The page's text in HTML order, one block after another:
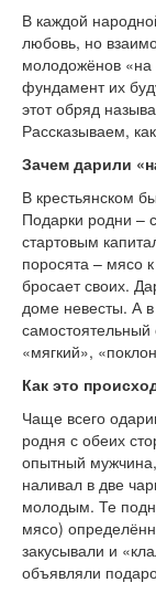
В каждой
любовь, но
молодожёнов «на
фундамент их
этот обряд
Рассказываем,
Зачем дарили
В крестьянском
Подарки родни –
стартовым
поросята – мясо
бросает своих.
доме невесты. А
«мягкий»,
Как это
Чаще всего
родня с обеих
опытный
наливал в две
молодым. Те
мясо)
закусывали и
объявляли